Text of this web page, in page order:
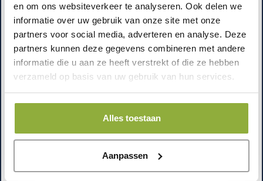
en om ons websiteverkeer te analyseren. Ook delen we
informatie over uw gebruik van onze site met onze
partners voor social media, adverteren en analyse. Deze
partners kunnen deze gegevens combineren met andere
informatie die u aan ze heeft verstrekt of die ze hebben
verzameld op basis van uw gebruik van hun services.
Alles toestaan
Aanpassen
Wat zijn inspirerende voorbeelden van
succesvolle implementaties?
Zonder jouw hele bedrijf om te gooien, zie je succes
vaak in kleine, concrete veranderingen:
Een winkel diebarcodescannersinzet om
afrekenen én voorraadmutaties consistent te
Een horecazaak die eenbonprintergebruikt voor
een voorspelbare uitgifte, zodat de keuken minder
miscommunicatie heeft.